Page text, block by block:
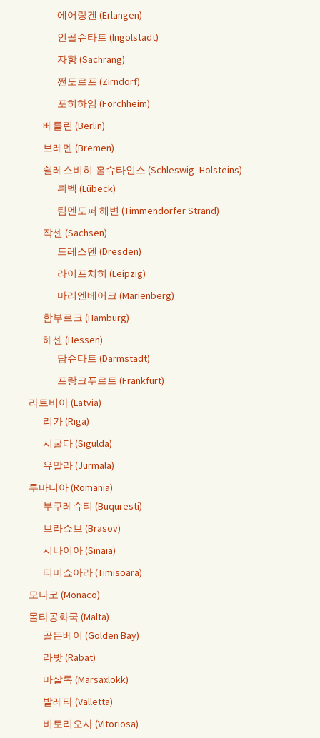
에어랑겐 (Erlangen)
인골슈타트 (Ingolstadt)
자항 (Sachrang)
쩐도르프 (Zirndorf)
포히하임 (Forchheim)
베를린 (Berlin)
브레멘 (Bremen)
쉴레스비히-홀슈타인스 (Schleswig- Holsteins)
뤼벡 (Lübeck)
팀멘도퍼 해변 (Timmendorfer Strand)
작센 (Sachsen)
드레스덴 (Dresden)
라이프치히 (Leipzig)
마리엔베어크 (Marienberg)
함부르크 (Hamburg)
헤센 (Hessen)
담슈타트 (Darmstadt)
프랑크푸르트 (Frankfurt)
라트비아 (Latvia)
리가 (Riga)
시굴다 (Sigulda)
유말라 (Jurmala)
루마니아 (Romania)
부쿠레슈티 (Buquresti)
브라쇼브 (Brasov)
시나이아 (Sinaia)
티미쇼아라 (Timisoara)
모나코 (Monaco)
몰타공화국 (Malta)
골든베이 (Golden Bay)
라밧 (Rabat)
마살록 (Marsaxlokk)
발레타 (Valletta)
비토리오사 (Vitoriosa)